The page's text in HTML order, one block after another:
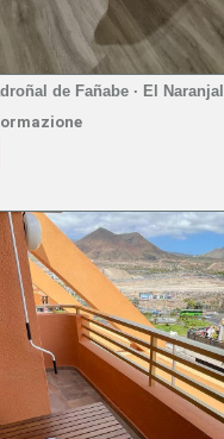
de Fañabe · El Naranjal